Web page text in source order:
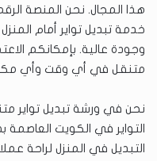
هذا المجال. نحن المنصة
خدمة تبديل تواير أمام
وجودة عالية. بإمكانكم
متنقل في أي وقت وأي
نحن في ورشة تبديل تواير
التواير في الكويت
التبديل في المنزل لراحة